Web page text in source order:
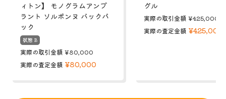
ィトン】 モノグラムアンプ
ラント ソルボンヌ バックパ
ック
状態 B
実際の取引金額 ¥80,000
実際の査定金額 ¥80,000
グル
実際の取引金額 ¥425,000
実際の査定金額 ¥425,000